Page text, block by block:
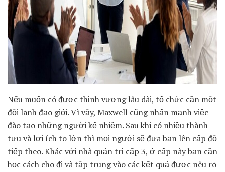
Nếu muốn có được thịnh vượng lâu dài, tổ chức cần một
đội lãnh đạo giỏi. Vì vậy, Maxwell cũng nhấn mạnh việc
đào tạo những người kế nhiệm. Sau khi có nhiều thành
tựu và lợi ích to lớn thì mọi người sẽ đưa bạn lên cấp độ
tiếp theo. Khác với nhà quản trị cấp 3, ở cấp này bạn cần
học cách cho đi và tập trung vào các kết quả được nêu rõ